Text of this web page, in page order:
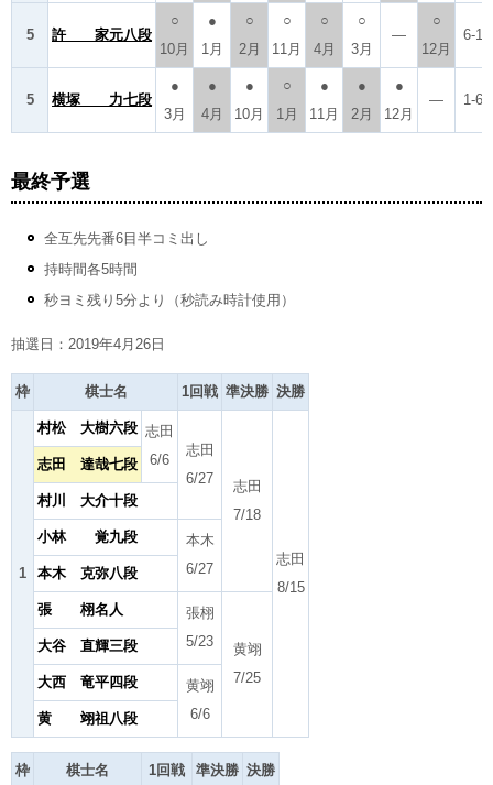
5 許 家元八段
○
10月
●
1月
○
2月
○
11月
○
4月
○
3月
―
○
12月
6-1
5 横塚 力七段
●
3月
●
4月
●
10月
○
1月
●
11月
●
2月
●
12月
― 1-6
最終予選
全互先先番6目半コミ出し
持時間各5時間
秒ヨミ残り5分より（秒読み時計使用）
抽選日：2019年4月26日
枠 棋士名 1回戦 準決勝 決勝
1
村松 大樹六段 志田
6/6
志田
6/27
志田
7/18
志田
8/15
志田 達哉七段
村川 大介十段
小林 覚九段
本木
6/27
本木 克弥八段
張 栩名人
張栩
5/23
黄翊
7/25
大谷 直輝三段
大西 竜平四段
黄翊
6/6
黄 翊祖八段
枠 棋士名 1回戦 準決勝 決勝